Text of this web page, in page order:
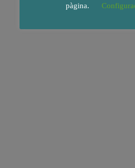
pàgina.